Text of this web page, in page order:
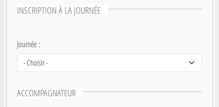
INSCRIPTION À LA JOURNÉE
Journée :
ACCOMPAGNATEUR